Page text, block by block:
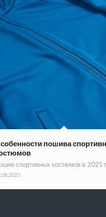
пошива
спортивных костюмов в 2025